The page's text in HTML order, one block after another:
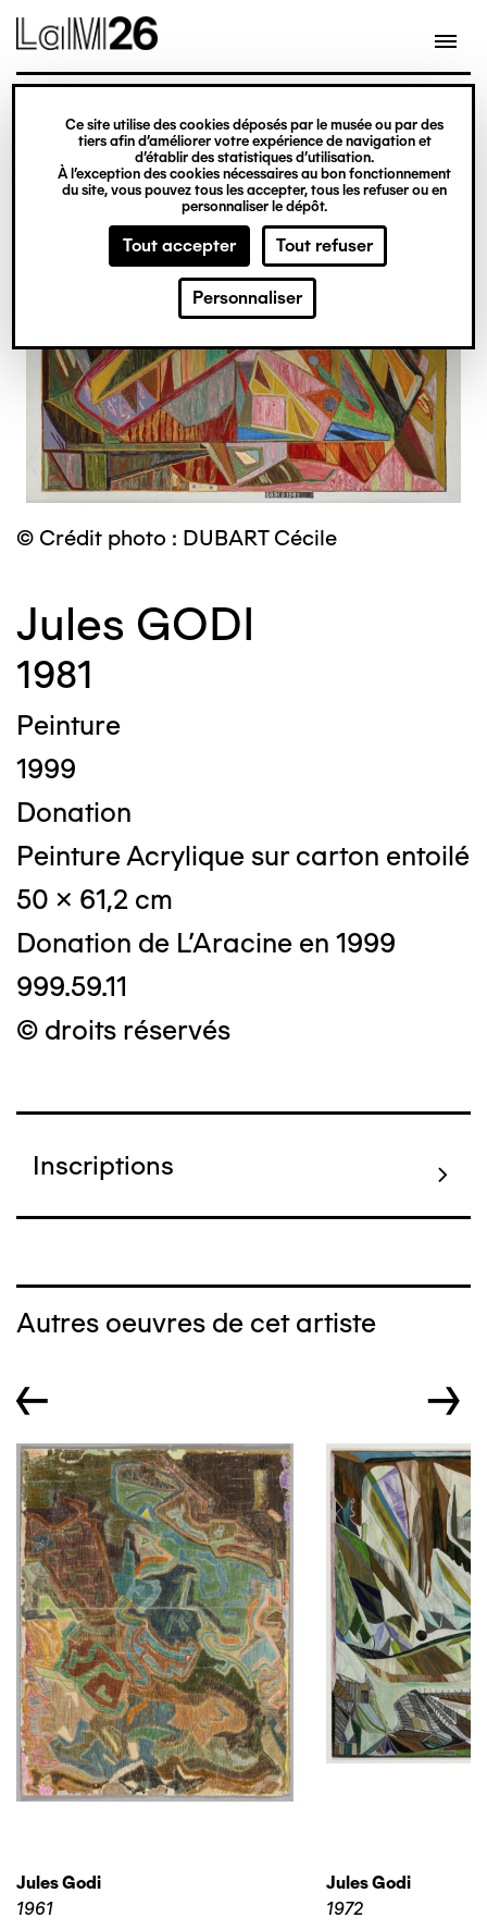
Gestion des cookies
Ce site utilise des cookies déposés par le musée ou par des
tiers afin d’améliorer votre expérience de navigation et
d’établir des statistiques d’utilisation.
À l’exception des cookies nécessaires au bon fonctionnement
du site, vous pouvez tous les accepter, tous les refuser ou en
personnaliser le dépôt.
Tout accepter Tout refuser
Personnaliser
contenu
© Crédit photo : DUBART Cécile
Jules GODI
1981
Peinture
1999
Donation
Peinture Acrylique sur carton entoilé
50 x 61,2 cm
Donation de L'Aracine en 1999
999.59.11
© droits réservés
Inscriptions
Autres oeuvres de cet artiste
← →
Jules Godi
1961
Jules Godi
1972